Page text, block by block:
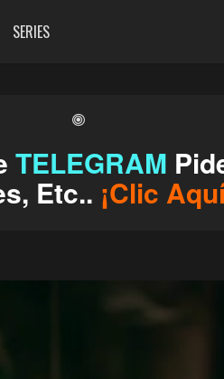
SERIES
TELEGRAM
Etc.. ¡Clic